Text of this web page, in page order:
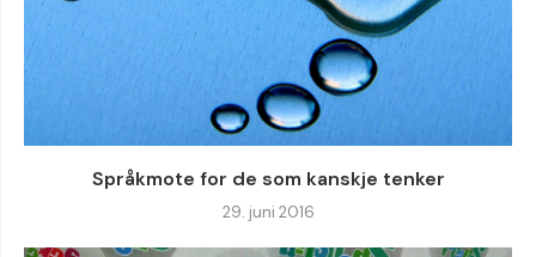
Språkmote for de som kanskje tenker
29. juni 2016